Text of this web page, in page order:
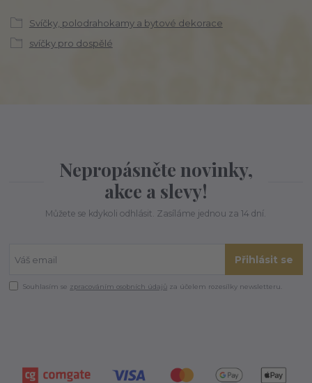
Svíčky, polodrahokamy a bytové dekorace
svíčky pro dospělé
Nepropásněte novinky,
akce a slevy!
Můžete se kdykoli odhlásit. Zasíláme jednou za 14 dní.
Přihlásit se
Souhlasím se zpracováním osobních údajů za účelem rozesílky newsletteru.